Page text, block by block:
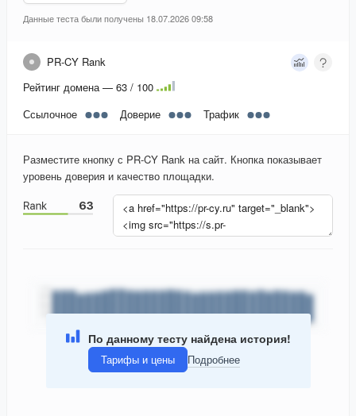
Данные теста были получены 18.07.2026 09:58
PR-CY Rank
Рейтинг домена — 63 / 100
Ссылочное
Доверие Трафик
Разместите кнопку с PR-CY Rank на сайт. Кнопка показывает
уровень доверия и качество площадки.
По данному тесту найдена история!
Тарифы и цены Подробнее